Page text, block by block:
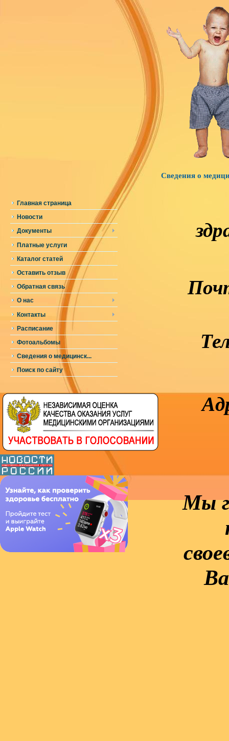
Главная страница
Новости
Документы
Платные услуги
Каталог статей
Оставить отзыв
Обратная связь
О нас
Контакты
Расписание
Фотоальбомы
Сведения о медицинск...
Поиск по сайту
Сведения о
Мы